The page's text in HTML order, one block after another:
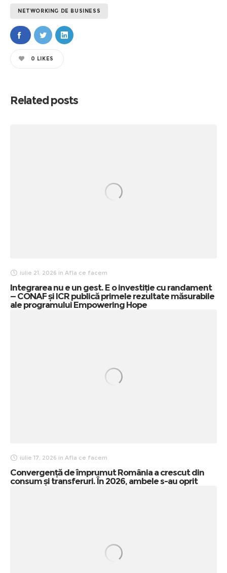
NETWORKING DE BUSINESS
0 LIKES
Related posts
iulie 21, 2026 in Afla ce facem
Integrarea nu e un gest. E o investiție cu randament
— CONAF și ICR publică primele rezultate măsurabile
ale programului Empowering Hope
iulie 17, 2026 in Afla ce facem
Convergență de împrumut România a crescut din
consum și transferuri. În 2026, ambele s-au oprit